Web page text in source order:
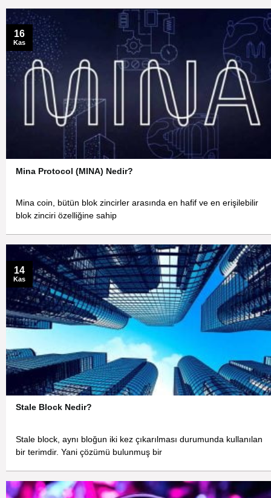
Mina Protocol (MINA) Nedir?
Mina coin, bütün blok zincirler arasında en hafif ve en erişilebilir
blok zinciri özelliğine sahip
16
Kas
Stale Block Nedir?
Stale block, aynı bloğun iki kez çıkarılması durumunda kullanılan
bir terimdir. Yani çözümü bulunmuş bir
14
Kas